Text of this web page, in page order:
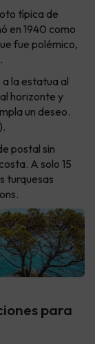
típica de
en 1940 como
fue polémico,
a la estatua al
horizonte y
un deseo.
postal sin
A solo 15
turquesas
para